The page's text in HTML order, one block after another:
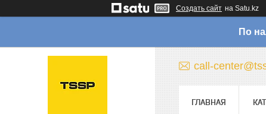
Создать сайт на Satu.kz
По
call-
ГЛАВНАЯ